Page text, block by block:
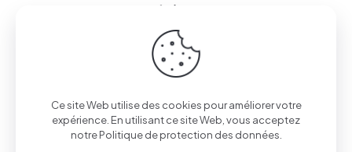
Le côté cuisine
Lave linge / Sèche linge
Mobiles et Tablettes
Ce site Web utilise des cookies pour améliorer votre
expérience. En utilisant ce site Web, vous acceptez
notrePolitique de protection des données